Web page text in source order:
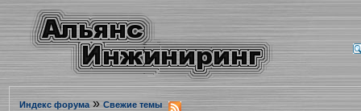
Индекс форума» Свежие темы